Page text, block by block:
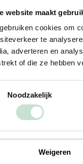
website maakt
cookies om
te
adverteren en
of die ze hebben
Noodzakelijk
Weigeren
Bouma
Silva
Voor verwijzers
Wat wij toevoegen